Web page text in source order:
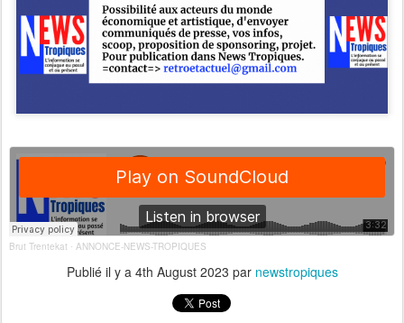
Brut Trentekat · ANNONCE-NEWS-TROPIQUES
Publié il y a 4th August 2023 par newstropiques